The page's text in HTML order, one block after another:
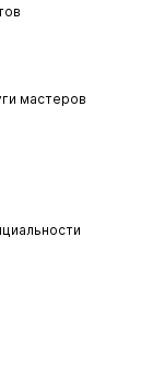
мастеров